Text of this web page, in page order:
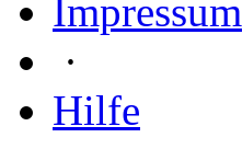
Impressum
·
Hilfe